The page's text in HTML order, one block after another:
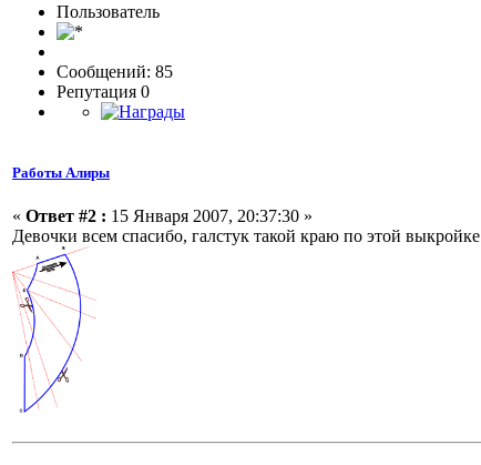
Пользовaтeль
Сообщений: 85
Репутация 0
Работы Алиры
« Ответ #2 : 15 Января 2007, 20:37:30 »
Девочки всем спасибо, галстук такой краю по этой выкройке